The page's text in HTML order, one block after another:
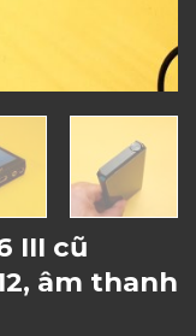
III cũ
âm thanh